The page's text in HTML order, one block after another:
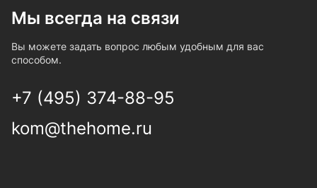
Мы всегда на связи
Вы можете задать вопрос любым удобным для вас
способом.
+7 (495) 374-88-95
kom@thehome.ru